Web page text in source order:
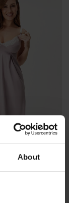
About